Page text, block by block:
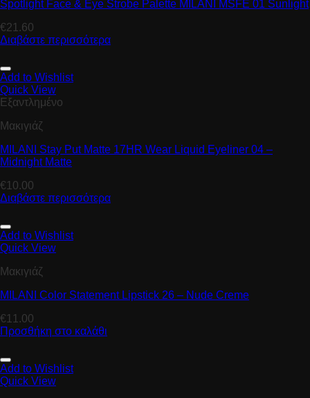
Spotlight Face & Eye Strobe Palette MILANI MSFE 01 Sunlight
€21.60
Διαβάστε περισσότερα
Add to Wishlist
Quick View
Εξαντλημένο
Μακιγιάζ
MILANI Stay Put Matte 17HR Wear Liquid Eyeliner 04 –
Midnight Matte
€10.00
Διαβάστε περισσότερα
Add to Wishlist
Quick View
Μακιγιάζ
MILANI Color Statement Lipstick 26 – Nude Creme
€11.00
Προσθήκη στο καλάθι
Add to Wishlist
Quick View